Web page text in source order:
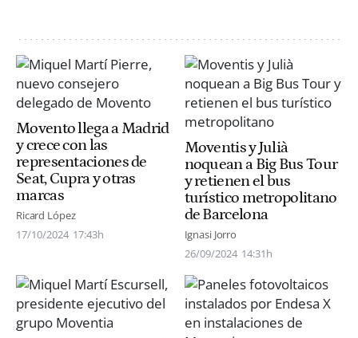
Movento llega a Madrid
y crece con las
representaciones de
Seat, Cupra y otras
marcas
Ricard López
17/10/2024 17:43h
Moventis y Julià
noquean a Big Bus Tour
y retienen el bus
turístico metropolitano
de Barcelona
Ignasi Jorro
26/09/2024 14:31h